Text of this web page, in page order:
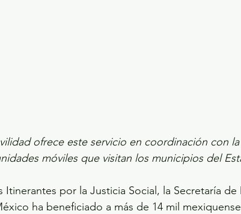
ofrece este servicio en coordinación con
móviles que visitan los municipios del
Itinerantes por la Justicia Social, la Secretaría
ha beneficiado a más de 14 mil